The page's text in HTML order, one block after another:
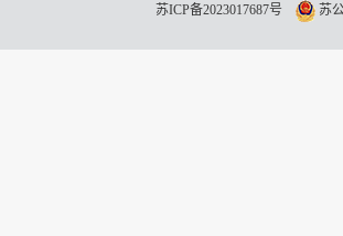
苏ICP备2023017687号
苏